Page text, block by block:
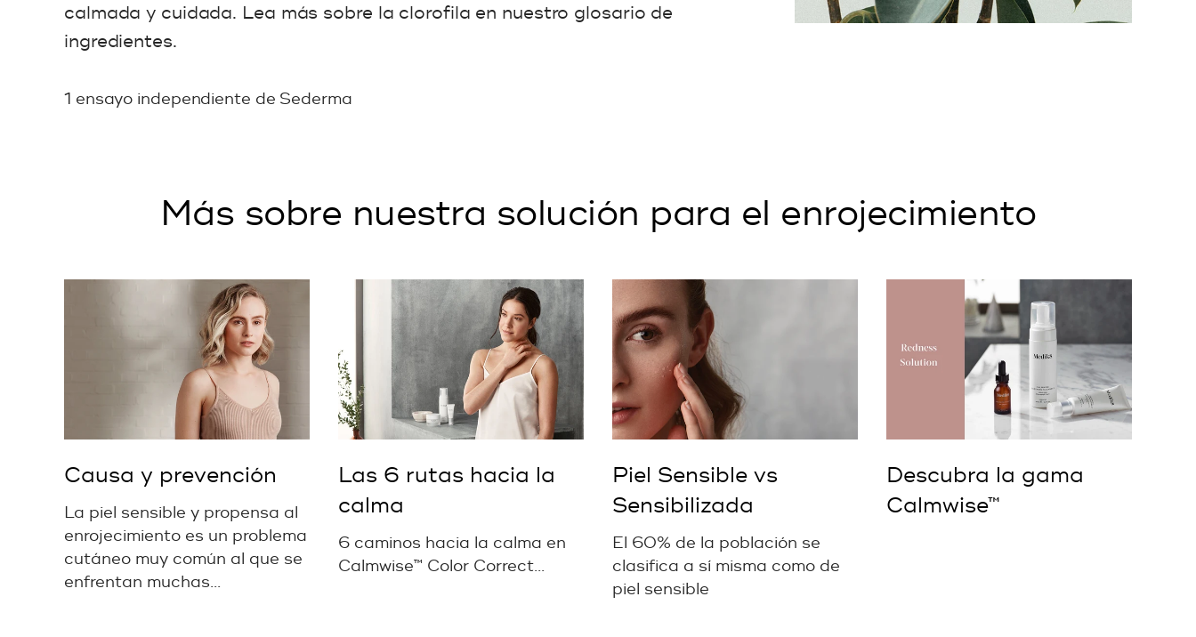
calmada y cuidada. Lea más sobre la clorofila en nuestro glosario de
ingredientes.
1 ensayo independiente de Sederma
Más sobre nuestra solución para el enrojecimiento
Causa y prevención
La piel sensible y propensa al
enrojecimiento es un problema
cutáneo muy común al que se
enfrentan muchas...
Las 6 rutas hacia la
calma
6 caminos hacia la calma en
Calmwise™ Color Correct...
Piel Sensible vs
Sensibilizada
El 60% de la población se
clasifica a sí misma como de
piel sensible
Descubra la gama
Calmwise™